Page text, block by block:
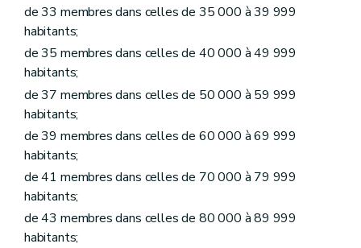
Art. L1232-2
Art. L1232-4
Art. L1232-5
Art. L1232-6
Art. L1232-9
Art. L1232-11
Section 2 Funérailles et modes de sépulture
Art. L1232-12
de 33 membres dans celles de 35 000 à 39 999
habitants;
de 35 membres dans celles de 40 000 à 49 999
habitants;
de 37 membres dans celles de 50 000 à 59 999
habitants;
de 39 membres dans celles de 60 000 à 69 999
habitants;
de 41 membres dans celles de 70 000 à 79 999
habitants;
de 43 membres dans celles de 80 000 à 89 999
habitants;